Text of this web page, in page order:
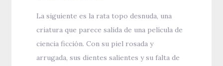
La siguiente es la rata topo desnuda, una
criatura que parece salida de una película de
ciencia ficción. Con su piel rosada y
arrugada, sus dientes salientes y su falta de